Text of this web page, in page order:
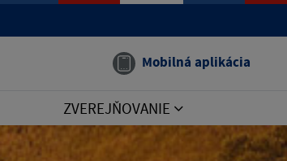
Mobilná aplikácia
ZVEREJŇOVANIE